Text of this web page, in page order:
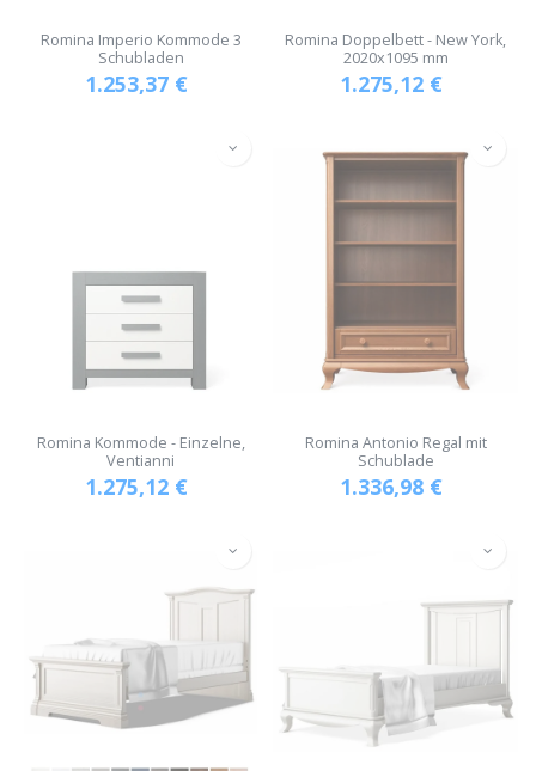
Romina Imperio Kommode 3
Schubladen
1.253,37€
Romina Doppelbett - New York,
2020x1095 mm
1.275,12€
Romina Kommode - Einzelne,
Ventianni
1.275,12€
Romina Antonio Regal mit
Schublade
1.336,98€